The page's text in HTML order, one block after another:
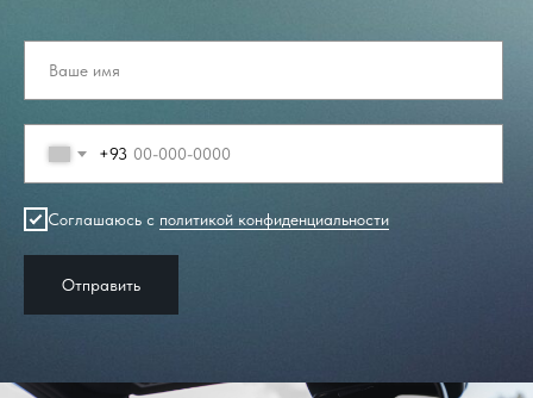
+93
Соглашаюсь с политикой конфиденциальности
Отправить